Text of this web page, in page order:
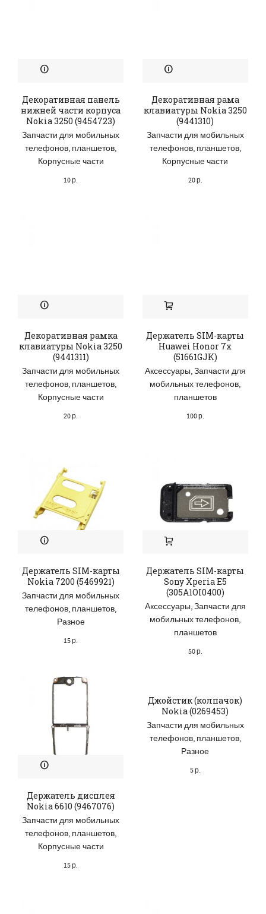
Декоративная панель
нижней части корпуса
Nokia 3250 (9454723)
Запчасти для мобильных
телефонов, планшетов,
Корпусные части
10р.
Декоративная рама
клавиатуры Nokia 3250
(9441310)
Запчасти для мобильных
телефонов, планшетов,
Корпусные части
20р.
Декоративная рамка
клавиатуры Nokia 3250
(9441311)
Запчасти для мобильных
телефонов, планшетов,
Корпусные части
20р.
Держатель SIM-карты
Huawei Honor 7x
(51661GJK)
Аксессуары,Запчасти для
мобильных телефонов,
планшетов
100р.
Держатель SIM-карты
Nokia 7200 (5469921)
Запчасти для мобильных
телефонов, планшетов,
Разное
15р.
Держатель SIM-карты
Sony Xperia E5
(305A1OI0400)
Аксессуары,Запчасти для
мобильных телефонов,
планшетов
50р.
Держатель дисплея
Nokia 6610 (9467076)
Запчасти для мобильных
телефонов, планшетов,
Корпусные части
15р.
Джойстик (колпачок)
Nokia (0269453)
Запчасти для мобильных
телефонов, планшетов,
Разное
5р.